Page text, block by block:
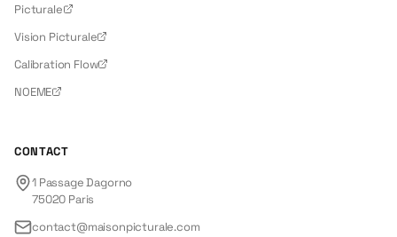
Picturale
Vision Picturale
Calibration Flow
NOEME
CONTACT
1 Passage Dagorno
75020 Paris
contact@maisonpicturale.com